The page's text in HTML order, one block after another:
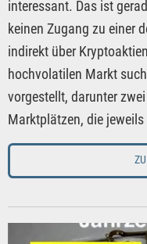
interessant. Das ist
keinen Zugang zu einer
indirekt über
hochvolatilen Markt
vorgestellt, darunter
Marktplätzen, die